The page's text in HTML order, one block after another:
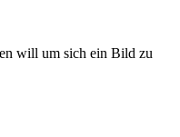
will um sich ein Bild zu